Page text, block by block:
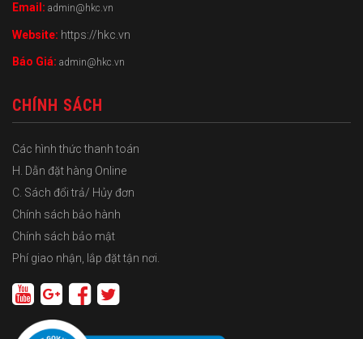
Email: admin@hkc.vn
Website: https://hkc.vn
Báo Giá: admin@hkc.vn
CHÍNH SÁCH
Các hình thức thanh toán
H. Dẫn đặt hàng Online
C. Sách đổi trả/ Hủy đơn
Chính sách bảo hành
Chính sách bảo mật
Phí giao nhận, lắp đặt tận nơi.